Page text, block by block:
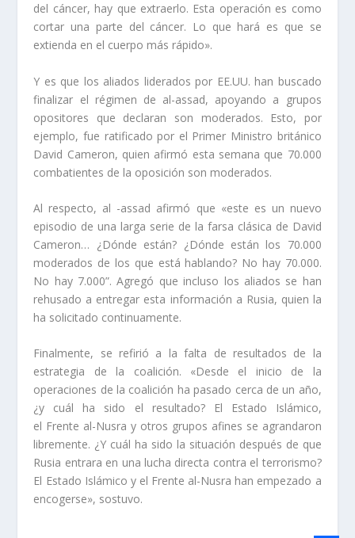
del cáncer, hay que extraerlo. Esta operación es como
cortar una parte del cáncer. Lo que hará es que se
extienda en el cuerpo más rápido».
Y es que los aliados liderados por EE.UU. han buscado
finalizar el régimen de al-assad, apoyando a grupos
opositores que declaran son moderados. Esto, por
ejemplo, fue ratificado por el Primer Ministro británico
David Cameron, quien afirmó esta semana que 70.000
combatientes de la oposición son moderados.
Al respecto, al -assad afirmó que «este es un nuevo
episodio de una larga serie de la farsa clásica de David
Cameron… ¿Dónde están? ¿Dónde están los 70.000
moderados de los que está hablando? No hay 70.000.
No hay 7.000”. Agregó que incluso los aliados se han
rehusado a entregar esta información a Rusia, quien la
ha solicitado continuamente.
Finalmente, se refirió a la falta de resultados de la
estrategia de la coalición. «Desde el inicio de la
operaciones de la coalición ha pasado cerca de un año,
¿y cuál ha sido el resultado? El Estado Islámico,
el Frente al-Nusra y otros grupos afines se agrandaron
libremente. ¿Y cuál ha sido la situación después de que
Rusia entrara en una lucha directa contra el terrorismo?
El Estado Islámico y el Frente al-Nusra han empezado a
encogerse», sostuvo.